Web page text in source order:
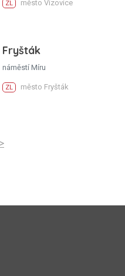
ZL město Vizovice
Fryšták
náměstí Míru
ZL město Fryšták